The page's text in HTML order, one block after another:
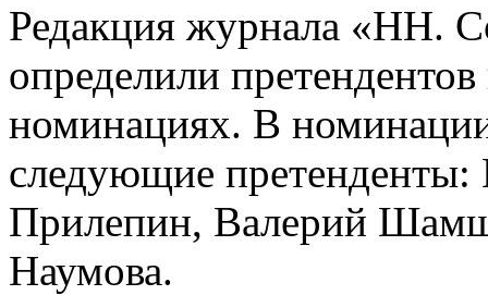
Редакция журнала «НН.
определили
номинациях. В
следующие претенденты:
Прилепин, Валерий
Наумова.